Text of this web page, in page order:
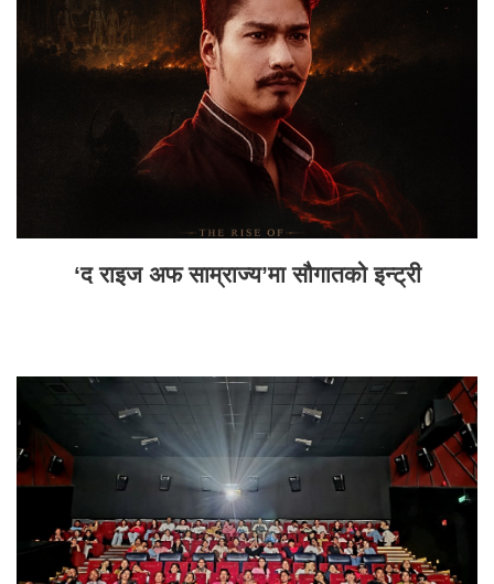
‘द राइज अफ साम्राज्य’मा सौगातको इन्ट्री